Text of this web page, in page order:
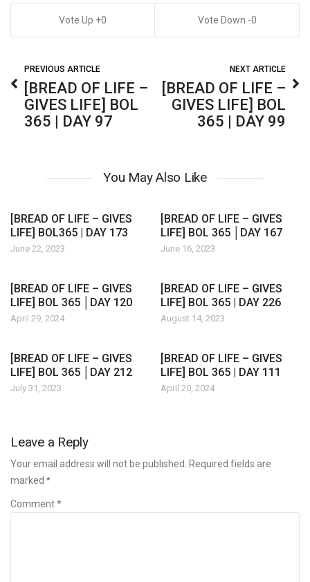
0 0
PREVIOUS ARTICLE
[BREAD OF LIFE –
GIVES LIFE] BOL
365 | DAY 97
NEXT ARTICLE
[BREAD OF LIFE –
GIVES LIFE] BOL
365 | DAY 99
You May Also Like
[BREAD OF LIFE – GIVES
LIFE] BOL365 | DAY 173
June 22, 2023
[BREAD OF LIFE – GIVES
LIFE] BOL 365 │DAY 167
June 16, 2023
[BREAD OF LIFE – GIVES
LIFE] BOL 365 │DAY 120
April 29, 2024
[BREAD OF LIFE – GIVES
LIFE] BOL 365 | DAY 226
August 14, 2023
[BREAD OF LIFE – GIVES
LIFE] BOL 365 │DAY 212
July 31, 2023
[BREAD OF LIFE – GIVES
LIFE] BOL 365 | DAY 111
April 20, 2024
Leave a Reply
Your email address will not be published. Required fields are
marked *
Comment *